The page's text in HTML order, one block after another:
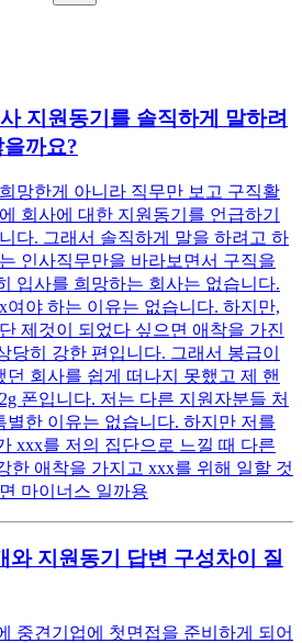
지원동기를 솔직하게 말하려
까요?
망한게 아니라 직무만 보고 구직활
회사에 대한 지원동기를 언급하기
다. 그래서 솔직하게 말을 하려고 하
인사직무만을 바라보면서 구직을
입사를 희망하는 회사는 없습니다.
여야 하는 이유는 없습니다. 하지만,
제것이 되었다 싶으면 애착을 가진
당히 강한 편입니다. 그래서 봉급이
던 회사를 쉽게 떠나지 못했고 제 핸
폰입니다. 저는 다른 지원자분들 처
별한 이유는 없습니다. 하지만 저를
xxx를 저의 집단으로 느낄 때 다른
한 애착을 가지고 xxx를 위해 일할 것
마이너스 일까용
와 지원동기 답변 구성차이 질
중견기업에 첫면접을 준비하게 되어